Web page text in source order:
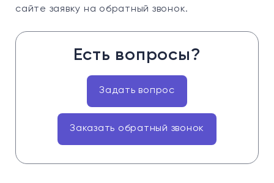
сайте заявку на обратный звонок.
Есть вопросы?
Задать вопрос
Заказать обратный звонок